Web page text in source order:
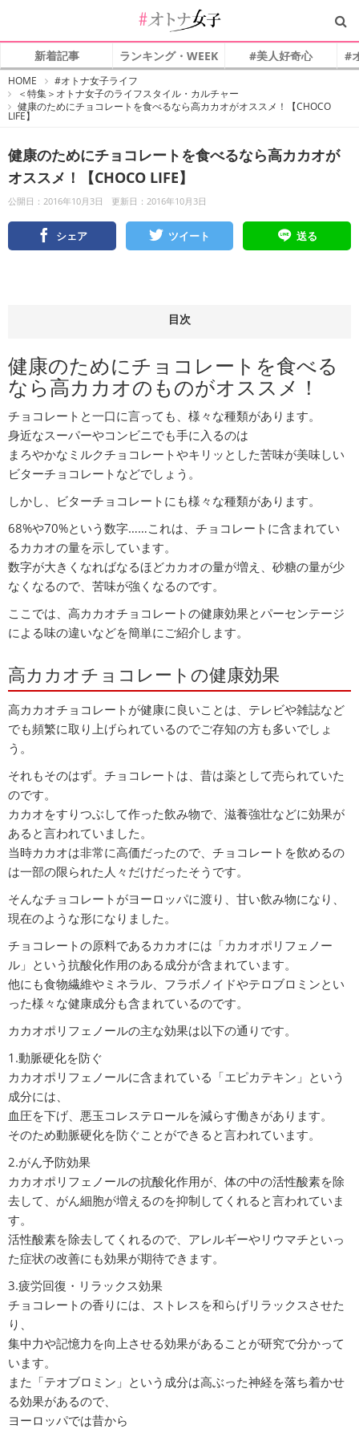
新着記事 ランキング・WEEK #美人好奇心 #
HOME
オ
ト
ナ
#オトナ女子ライフ
＜特集＞オトナ女子のライフスタイル・カルチャー
健康のためにチョコレートを食べるなら高カカオがオススメ！【CHOCO
LIFE】
健康のためにチョコレートを食べるなら高カカオが
オススメ！【CHOCO LIFE】
公開日：2016年10月3日 更新日：2016年10月3日
シェア ツイート 送る
目次
健康のためにチョコレートを食べる
なら高カカオのものがオススメ！
チョコレートと一口に言っても、様々な種類があります。
身近なスーパーやコンビニでも手に入るのは
まろやかなミルクチョコレートやキリッとした苦味が美味しい
ビターチョコレートなどでしょう。
しかし、ビターチョコレートにも様々な種類があります。
68%や70%という数字……これは、チョコレートに含まれてい
るカカオの量を示しています。
数字が大きくなればなるほどカカオの量が増え、砂糖の量が少
なくなるので、苦味が強くなるのです。
ここでは、高カカオチョコレートの健康効果とパーセンテージ
による味の違いなどを簡単にご紹介します。
高カカオチョコレートの健康効果
高カカオチョコレートが健康に良いことは、テレビや雑誌など
でも頻繁に取り上げられているのでご存知の方も多いでしょ
う。
それもそのはず。チョコレートは、昔は薬として売られていた
のです。
カカオをすりつぶして作った飲み物で、滋養強壮などに効果が
あると言われていました。
当時カカオは非常に高価だったので、チョコレートを飲めるの
は一部の限られた人々だけだったそうです。
そんなチョコレートがヨーロッパに渡り、甘い飲み物になり、
現在のような形になりました。
チョコレートの原料であるカカオには「カカオポリフェノー
ル」という抗酸化作用のある成分が含まれています。
他にも食物繊維やミネラル、フラボノイドやテロブロミンとい
った様々な健康成分も含まれているのです。
カカオポリフェノールの主な効果は以下の通りです。
1.動脈硬化を防ぐ
カカオポリフェノールに含まれている「エピカテキン」という
成分には、
血圧を下げ、悪玉コレステロールを減らす働きがあります。
そのため動脈硬化を防ぐことができると言われています。
2.がん予防効果
カカオポリフェノールの抗酸化作用が、体の中の活性酸素を除
去して、がん細胞が増えるのを抑制してくれると言われていま
す。
活性酸素を除去してくれるので、アレルギーやリウマチといっ
た症状の改善にも効果が期待できます。
3.疲労回復・リラックス効果
チョコレートの香りには、ストレスを和らげリラックスさせた
り、
集中力や記憶力を向上させる効果があることが研究で分かって
います。
また「テオブロミン」という成分は高ぶった神経を落ち着かせ
る効果があるので、
ヨーロッパでは昔から